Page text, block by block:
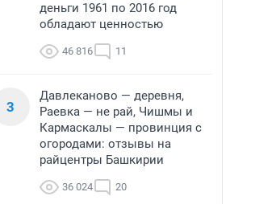
деньги 1961 по 2016 год
обладают ценностью
46 816 11
3
Давлеканово — деревня,
Раевка — не рай, Чишмы и
Кармаскалы — провинция с
огородами: отзывы на
райцентры Башкирии
36 024 20